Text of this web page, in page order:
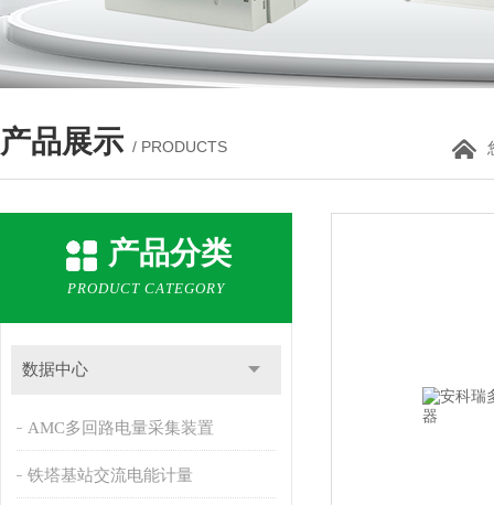
产品展示 / PRODUCTS
产品分类
PRODUCT CATEGORY
数据中心
AMC多回路电量采集装置
铁塔基站交流电能计量